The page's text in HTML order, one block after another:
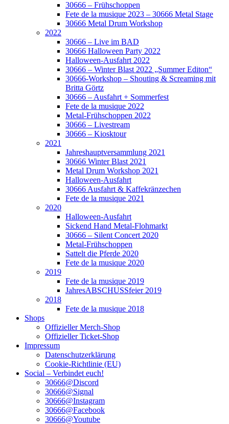
30666 – Frühschoppen
Fete de la musique 2023 – 30666 Metal Stage
30666 Metal Drum Workshop
2022
30666 – Live im BAD
30666 Halloween Party 2022
Halloween-Ausfahrt 2022
30666 – Winter Blast 2022 „Summer Editon“
30666-Workshop – Shouting & Screaming mit
Britta Görtz
30666 – Ausfahrt + Sommerfest
Fete de la musique 2022
Metal-Frühschoppen 2022
30666 – Livestream
30666 – Kiosktour
2021
Jahreshauptversammlung 2021
30666 Winter Blast 2021
Metal Drum Workshop 2021
Halloween-Ausfahrt
30666 Ausfahrt & Kaffekränzechen
Fete de la musique 2021
2020
Halloween-Ausfahrt
Sickend Hand Metal-Flohmarkt
30666 – Silent Concert 2020
Metal-Frühschoppen
Sattelt die Pferde 2020
Fete de la musique 2020
2019
Fete de la musique 2019
JahresABSCHUSSfeier 2019
2018
Fete de la musique 2018
Shops
Offizieller Merch-Shop
Offizieller Ticket-Shop
Impressum
Datenschutzerklärung
Cookie-Richtlinie (EU)
Social – Verbindet euch!
30666@Discord
30666@Signal
30666@Instagram
30666@Facebook
30666@Youtube